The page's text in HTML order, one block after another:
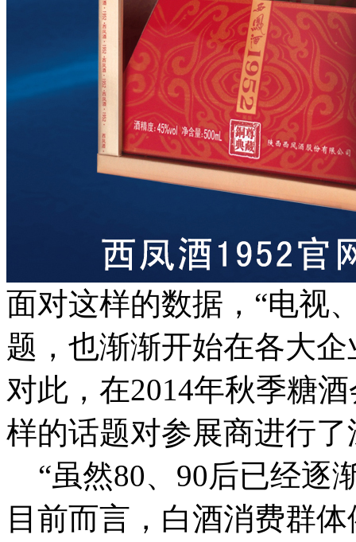
面对这样的数据，“电视
题，也渐渐开始在各大
对此，在2014年秋季糖
样的话题对参展商进行
“虽然80、90后已经逐
目前而言，白酒消费群